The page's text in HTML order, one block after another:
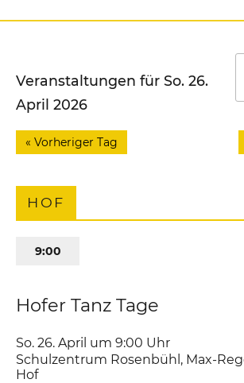
Veranstaltungen für So. 26.
April 2026
« Vorheriger Tag
HOF
9:00
Hofer Tanz Tage
So. 26. April um 9:00 Uhr
Schulzentrum Rosenbühl , Max-
Hof